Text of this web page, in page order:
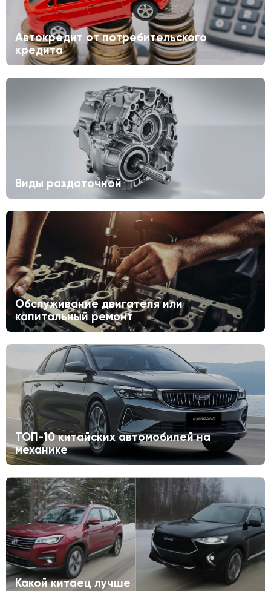
Автокредит от потребительского
кредита
Виды раздаточной
Обслуживание двигателя или
капитальный ремонт
ТОП-10 китайских автомобилей на
механике
Какой китаец лучше